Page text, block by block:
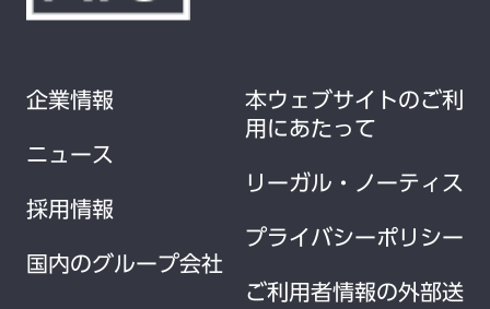
企業情報
ニュース
採用情報
国内のグループ会社
本ウェブサイトのご利
用にあたって
リーガル・ノーティス
プライバシーポリシー
ご利用者情報の外部送